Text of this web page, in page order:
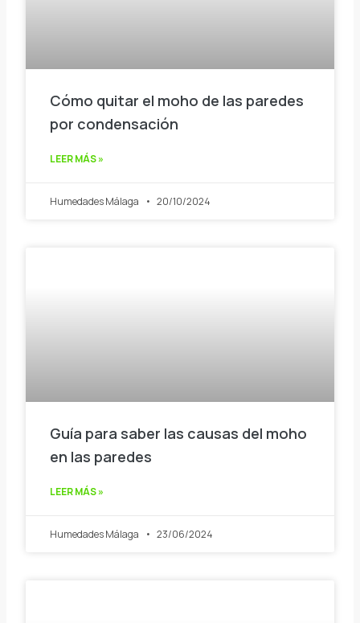
Cómo quitar el moho de las paredes
por condensación
LEER MÁS »
Humedades Málaga 20/10/2024
Guía para saber las causas del moho
en las paredes
LEER MÁS »
Humedades Málaga 23/06/2024